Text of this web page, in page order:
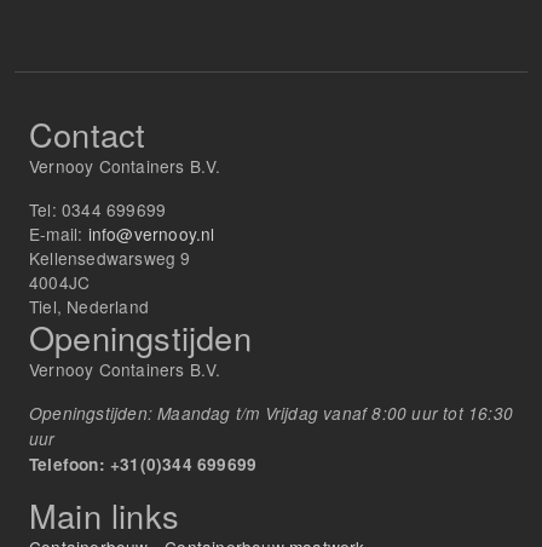
Contact
Vernooy Containers B.V.
Tel: 0344 699699
E-mail: info@vernooy.nl
Kellensedwarsweg 9
4004JC
Tiel, Nederland
Openingstijden
Vernooy Containers B.V.
Openingstijden: Maandag t/m Vrijdag vanaf 8:00 uur tot 16:30
uur
Telefoon: +31(0)344 699699
Main links